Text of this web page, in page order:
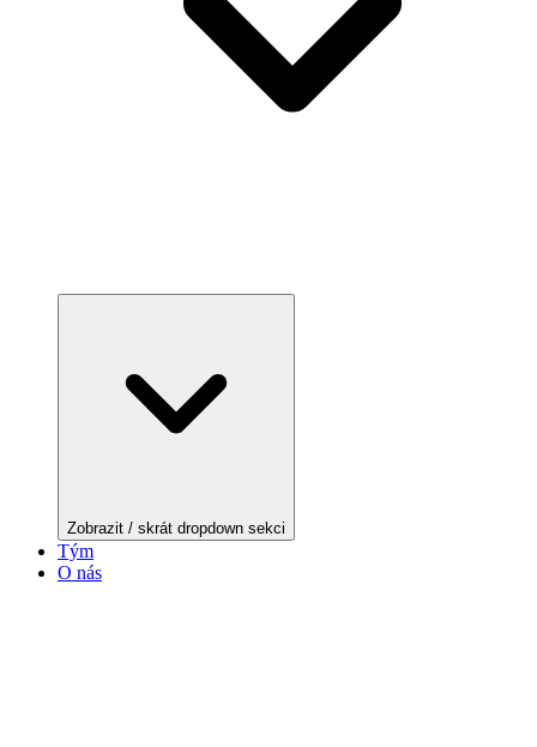
Zobrazit / skrát dropdown sekci
Tým
O nás